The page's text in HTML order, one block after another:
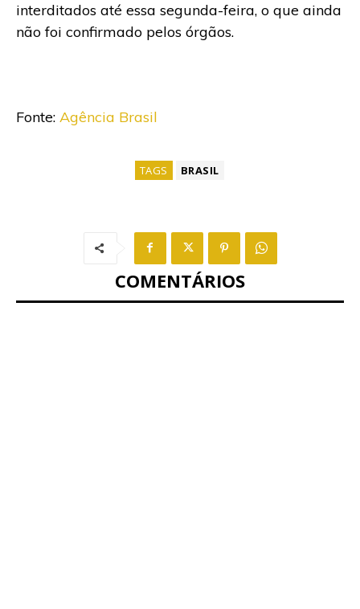
interditados até essa segunda-feira, o que ainda
não foi confirmado pelos órgãos.
Fonte: Agência Brasil
TAGS BRASIL
COMENTÁRIOS